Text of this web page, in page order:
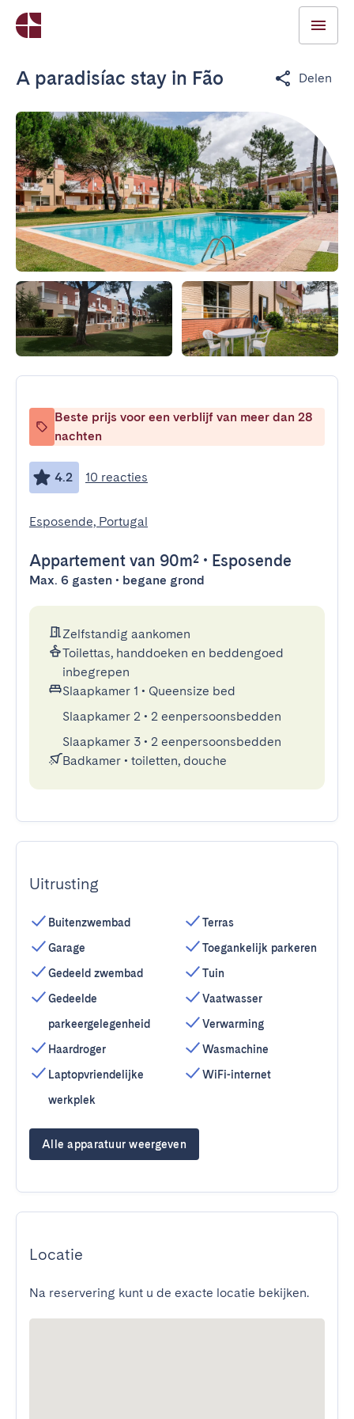
A paradisíac stay in Fão Delen
Beste prijs voor een verblijf van meer dan 28
nachten
4.2 10 reacties
Esposende, Portugal
Appartement van 90m² • Esposende
Max. 6 gasten • begane grond
Zelfstandig aankomen
Toilettas, handdoeken en beddengoed
inbegrepen
Slaapkamer 1 • Queensize bed
Slaapkamer 2 • 2 eenpersoonsbedden
Slaapkamer 3 • 2 eenpersoonsbedden
Badkamer • toiletten, douche
Uitrusting
Buitenzwembad
Garage
Gedeeld zwembad
Gedeelde
parkeergelegenheid
Haardroger
Laptopvriendelijke
werkplek
Terras
Toegankelijk parkeren
Tuin
Vaatwasser
Verwarming
Wasmachine
WiFi-internet
Alle apparatuur weergeven
Locatie
Na reservering kunt u de exacte locatie bekijken.